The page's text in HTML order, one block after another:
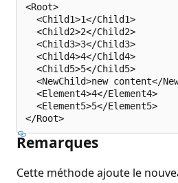
<Root>
  <Child1>1</Child1>
  <Child2>2</Child2>
  <Child3>3</Child3>
  <Child4>4</Child4>
  <Child5>5</Child5>
<NewChild>new content</
  <Element4>4</Element4>
  <Element5>5</Element5>
Remarques
Cette méthode ajoute le